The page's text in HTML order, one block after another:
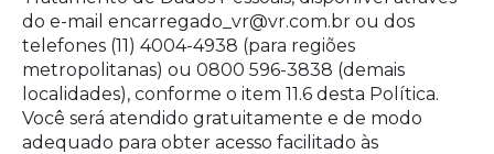
do e-mail encarregado_vr@vr.com.br ou dos
telefones (11) 4004-4938 (para regiões
metropolitanas) ou 0800 596-3838 (demais
localidades), conforme o item 11.6 desta Política.
Você será atendido gratuitamente e de modo
adequado para obter acesso facilitado às